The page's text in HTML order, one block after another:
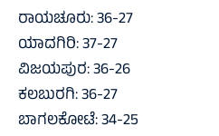
ರಾಯಚೂರು: 36-27
ಯಾದಗಿರಿ: 37-27
ವಿಜಯಪುರ: 36-26
ಕಲಬುರಗಿ: 36-27
ಬಾಗಲಕೋಟೆ: 34-25